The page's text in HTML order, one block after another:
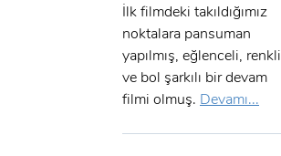
İlk filmdeki takıldığımız
noktalara pansuman
yapılmış, eğlenceli, renkli
ve bol şarkılı bir devam
filmi olmuş. Devamı...